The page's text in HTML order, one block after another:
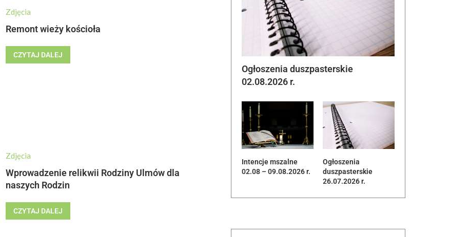
Zdjęcia
Remont wieży kościoła
CZYTAJ DALEJ
Zdjęcia
Wprowadzenie relikwii Rodziny Ulmów dla
naszych Rodzin
CZYTAJ DALEJ
Ogłoszenia duszpasterskie
02.08.2026 r.
Intencje mszalne
02.08 – 09.08.2026 r.
Ogłoszenia
duszpasterskie
26.07.2026 r.